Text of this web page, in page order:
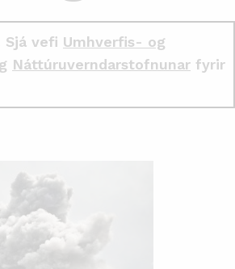
vefi Umhverfis- og
Náttúruverndarstofnunar fyrir